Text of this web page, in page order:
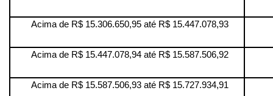
Acima de R$ 15.306.650,95 até R$ 15.447.078,93
Acima de R$ 15.447.078,94 até R$ 15.587.506,92
Acima de R$ 15.587.506,93 até R$ 15.727.934,91